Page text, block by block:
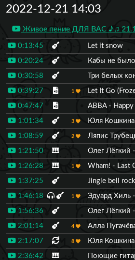
2022-12-21 14:03
Живое пение ДЛЯ ВАС ♪♫
0:13:45 Let it snow
0:20:24 Кабы не
0:30:58 Три белых
0:39:27 1 Let It Go
0:47:47 ABBA - Happy
1:01:34 3 Юля
1:08:59 2 Ляпис
1:21:50 🎹 Олег Лёгкий
1:26:28 🎹 1 Wham! - Last
1:37:25 Jingle bell rock
1:46:18 1 Эдуард Хиль
1:56:36 Олег Лёгкий
2:01:14 4 Алла
2:17:07 8 Юля
2:36:42 🎹 Поющие